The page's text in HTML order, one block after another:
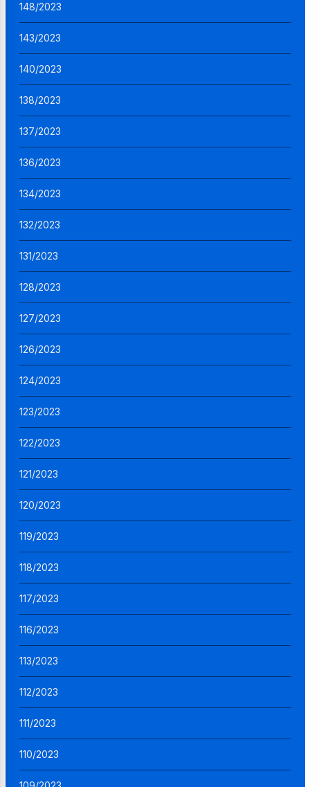
148/2023
143/2023
140/2023
138/2023
137/2023
136/2023
134/2023
132/2023
131/2023
128/2023
127/2023
126/2023
124/2023
123/2023
122/2023
121/2023
120/2023
119/2023
118/2023
117/2023
116/2023
113/2023
112/2023
111/2023
110/2023